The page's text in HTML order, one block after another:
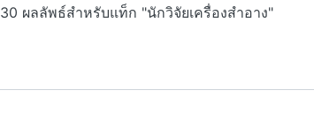
30 ผลลัพธ์สำหรับแท็ก "นักวิจัยเครื่องสำอาง"